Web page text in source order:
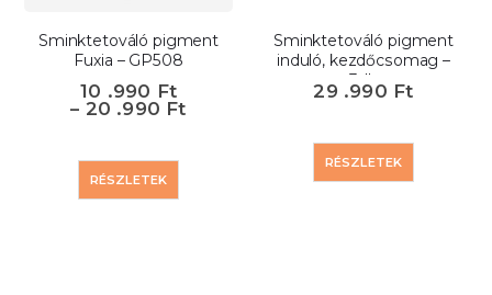
Sminktetováló pigment
Fuxia – GP508
10 .990 Ft
– 20 .990 Ft
RÉSZLETEK
Sminktetováló pigment
induló, kezdőcsomag –
3db
29 .990 Ft
RÉSZLETEK